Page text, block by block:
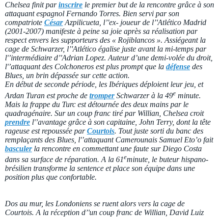
Chelsea finit parinscrire le premier but de la rencontre grâce à son
attaquant espagnol Fernando Torres. Bien servi par son
compatriote CésarAzpilicueta, l’'ex- joueur de l’'Atlético Madrid
(2001-2007) manifeste à peine sa joie après sa réalisation par
respect envers les supporteurs des « Rojiblancos ». Assiégeant la
cage de Schwarzer, l’'Atlético égalise juste avant la mi-temps par
l'’intermédiaire d’'Adrian Lopez. Auteur d’une demi-volée du droit,
l'’attaquant des Colchoneros est plus prompt que la défense des
Blues, un brin dépassée sur cette action.
En début de seconde période, les Ibériques déploient leur jeu, et
Ardan Turan est proche de tromperSchwarzer à la 49e minute.
Mais la frappe du Turc est détournée des deux mains par le
quadragénaire. Sur un coup franc tiré par Willian, Chelsea croit
prendre l'’avantage grâce à son capitaine, John Terry, dont la tête
rageuse est repoussée parCourtois. Tout juste sorti du banc des
remplaçants des Blues, l'’attaquant Camerounais Samuel Eto’o fait
basculerla rencontre en commettant une faute sur Diego Costa
dans sa surface de réparation. A la 61eminute, le buteur hispano-
brésilien transforme la sentence et place son équipe dans une
position plus que confortable.
Dos au mur, les Londoniens se ruent alors vers la cage de
Courtois. A la réception d’'un coup franc de Willian, David Luiz